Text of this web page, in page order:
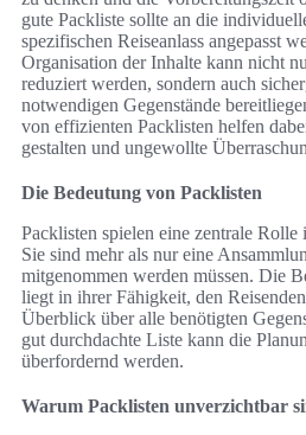
gute Packliste sollte an die
spezifischen Reiseanlass angepasst
Organisation der Inhalte kann nicht
reduziert werden, sondern auch
notwendigen Gegenstände
von effizienten Packlisten helfen
gestalten und ungewollte
Die Bedeutung von Packlisten
Packlisten spielen eine zentrale Rolle
Sie sind mehr als nur eine
mitgenommen werden müssen. Die
liegt in ihrer Fähigkeit, den
Überblick über alle benötigten
gut durchdachte Liste kann die
überfordernd werden.
Warum Packlisten unverzichtbar